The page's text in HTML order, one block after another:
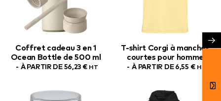
Coffret cadeau 3 en 1
Ocean Bottle de 500 ml
À PARTIR DE56,23 € HT
T-shirt Corgi à manches
courtes pour homme
À PARTIR DE6,55 € HT
→